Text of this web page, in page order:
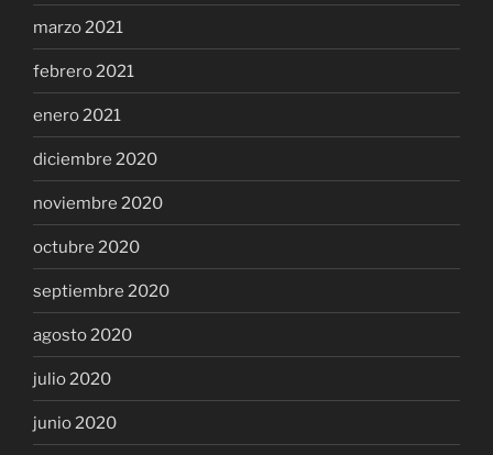
marzo 2021
febrero 2021
enero 2021
diciembre 2020
noviembre 2020
octubre 2020
septiembre 2020
agosto 2020
julio 2020
junio 2020